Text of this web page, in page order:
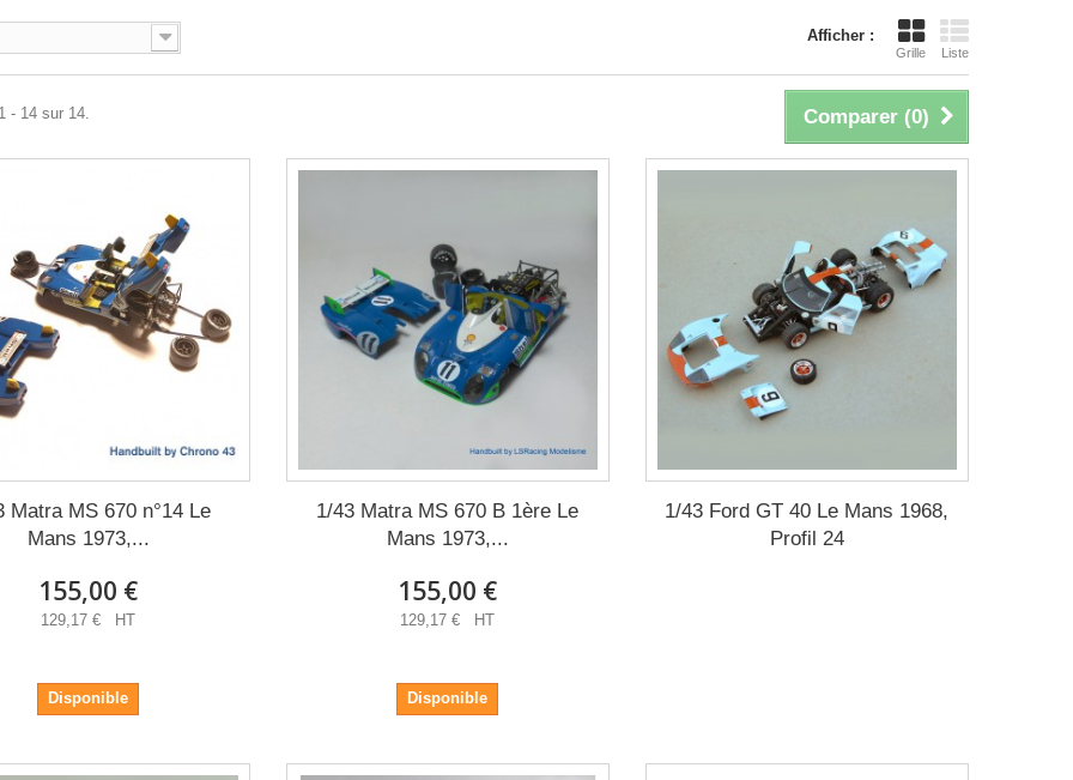
Afficher :
Grille Liste
Comparer (0)
- 14 sur 14.
Matra MS 670 n°14 Le
Mans 1973,...
155,00 €
129,17 € HT
Disponible
1/43 Matra MS 670 B 1ère Le
Mans 1973,...
155,00 €
129,17 € HT
Disponible
1/43 Ford GT 40 Le Mans 1968,
Profil 24